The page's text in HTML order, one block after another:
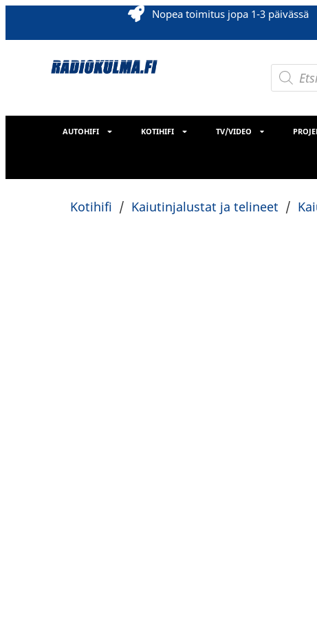
Nopea toimitus jopa 1-3 päivässä
AUTOHIFI KOTIHIFI TV/VIDEO
Kotihifi / Kaiutinjalustat ja telineet /